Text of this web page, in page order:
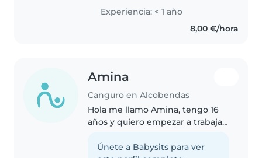
gustaría que guarden su
confianza en mí , soy muy
puntual y ordenada , paciente..
Experiencia: < 1 año
8,00 €/hora
Amina
Canguro en Alcobendas
Hola me llamo Amina, tengo 16
años y quiero empezar a trabajar,
que siempre he tenido que
Únete a Babysits para ver